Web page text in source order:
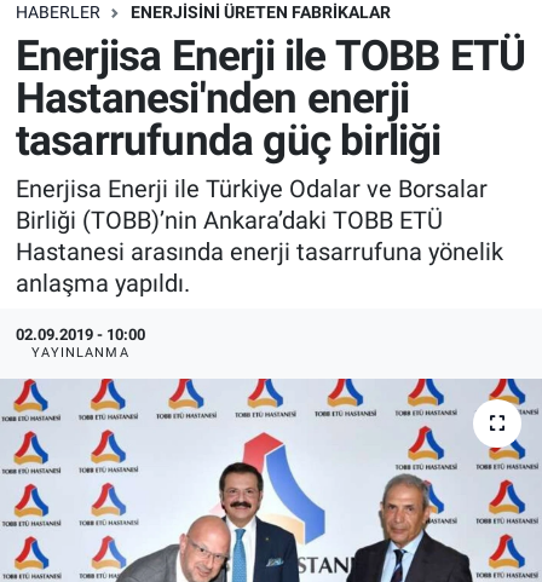
HABERLER ENERJISINI ÜRETEN FABRIKALAR
Enerjisa Enerji ile TOBB ETÜ
Hastanesi'nden enerji
tasarrufunda güç birliği
Enerjisa Enerji ile Türkiye Odalar ve Borsalar
Birliği (TOBB)’nin Ankara’daki TOBB ETÜ
Hastanesi arasında enerji tasarrufuna yönelik
anlaşma yapıldı.
02.09.2019 - 10:00
YAYINLANMA
Depolama Çözümleri
İnşaat ve Malzeme
HaberOrtak
EndüstriST
Enerjisini Üreten Fabrikalar
Endüstri 4.0 Uygulamaları
Ağır Sanayi Çözümleri